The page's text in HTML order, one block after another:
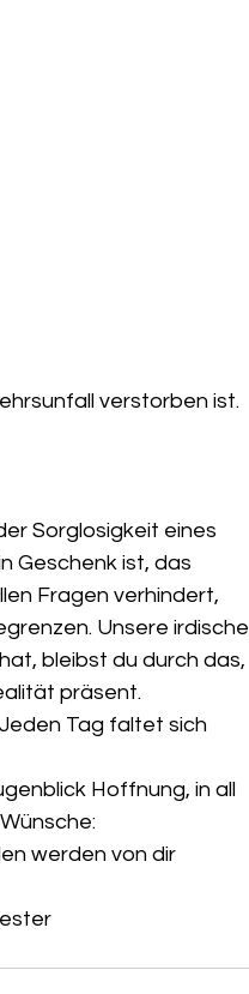
verstorben ist.
Sorglosigkeit eines
Geschenk ist, das
Fragen verhindert,
Unsere irdische
bleibst du durch das,
präsent.
Tag faltet sich
Hoffnung, in all
werden von dir